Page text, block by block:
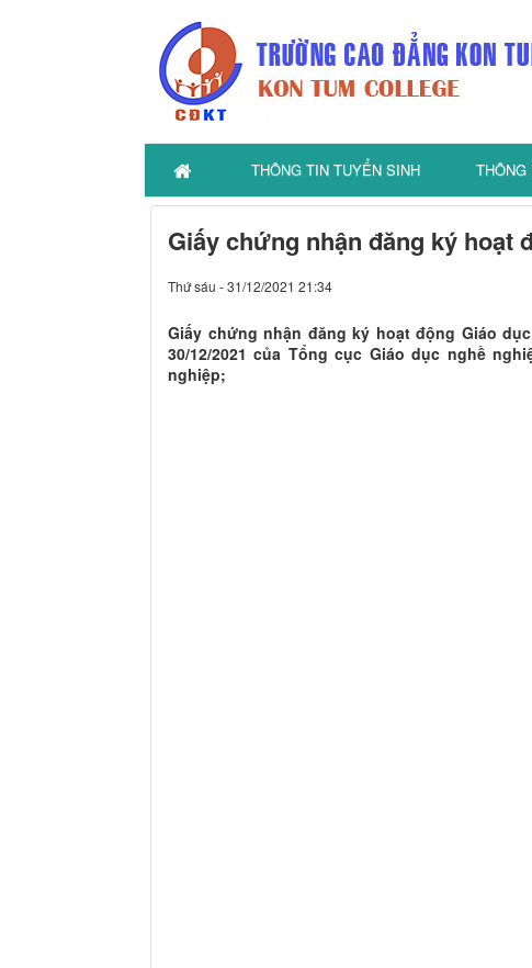
THÔNG TIN TUYỂN SINH THÔNG
Giấy chứng nhận đăng ký hoạt
Thứ sáu - 31/12/2021 21:34
Giấy chứng nhận đăng ký hoạt động Giáo
30/12/2021 của Tổng cục Giáo dục nghề
nghiệp;